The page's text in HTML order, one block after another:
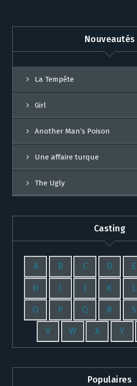
Nouveautés
La Tempête
Girl
Another Man’s Poison
Une affaire turque
The Ugly
Casting
A B C D E
H I J K L
O P Q R S
V W X Y
Populaires